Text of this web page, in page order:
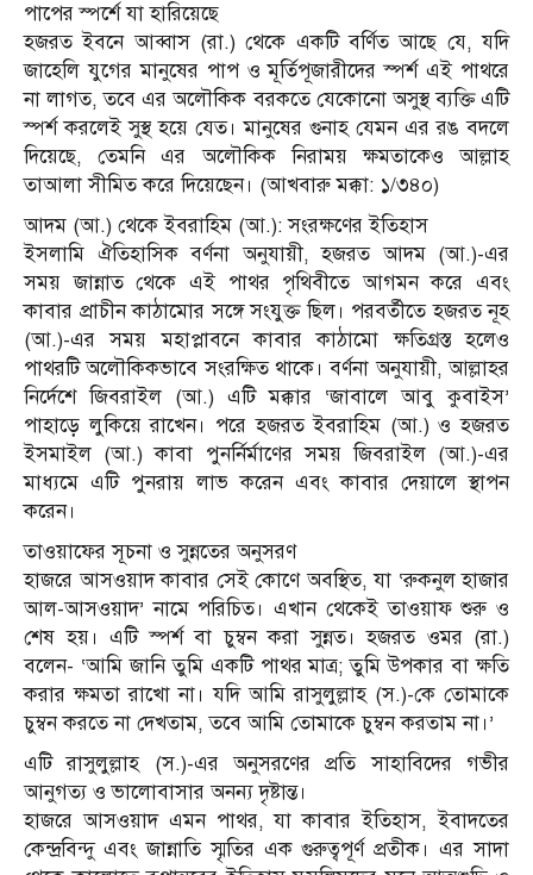
পাপের স্পর্শে যা হারিয়েছে
হজরত ইবনে আব্বাস (রা.) থেকে একটি বর্ণিত আছে যে, যদি
জাহেলি যুগের মানুষের পাপ ও মূর্তিপূজারীদের স্পর্শ এই পাথরে
না লাগত, তবে এর অলৌকিক বরকতে যেকোনো অসুস্থ ব্যক্তি এটি
স্পর্শ করলেই সুস্থ হয়ে যেত। মানুষের গুনাহ যেমন এর রঙ বদলে
দিয়েছে, তেমনি এর অলৌকিক নিরাময় ক্ষমতাকেও আল্লাহ
তাআলা সীমিত করে দিয়েছেন। (আখবারু মক্কা: ১/৩৪০)
আদম (আ.) থেকে ইবরাহিম (আ.): সংরক্ষণের ইতিহাস
ইসলামি ঐতিহাসিক বর্ণনা অনুযায়ী, হজরত আদম (আ.)-এর
সময় জান্নাত থেকে এই পাথর পৃথিবীতে আগমন করে এবং
কাবার প্রাচীন কাঠামোর সঙ্গে সংযুক্ত ছিল। পরবর্তীতে হজরত নূহ
(আ.)-এর সময় মহাপ্লাবনে কাবার কাঠামো ক্ষতিগ্রস্ত হলেও
পাথরটি অলৌকিকভাবে সংরক্ষিত থাকে। বর্ণনা অনুযায়ী, আল্লাহর
নির্দেশে জিবরাইল (আ.) এটি মক্কার ‘জাবালে আবু কুবাইস’
পাহাড়ে লুকিয়ে রাখেন। পরে হজরত ইবরাহিম (আ.) ও হজরত
ইসমাইল (আ.) কাবা পুনর্নির্মাণের সময় জিবরাইল (আ.)-এর
মাধ্যমে এটি পুনরায় লাভ করেন এবং কাবার দেয়ালে স্থাপন
করেন।
তাওয়াফের সূচনা ও সুন্নতের অনুসরণ
হাজরে আসওয়াদ কাবার সেই কোণে অবস্থিত, যা ‘রুকনুল হাজার
আল-আসওয়াদ’ নামে পরিচিত। এখান থেকেই তাওয়াফ শুরু ও
শেষ হয়। এটি স্পর্শ বা চুম্বন করা সুন্নত। হজরত ওমর (রা.)
বলেন- ‘আমি জানি তুমি একটি পাথর মাত্র; তুমি উপকার বা ক্ষতি
করার ক্ষমতা রাখো না। যদি আমি রাসুলুল্লাহ (স.)-কে তোমাকে
চুম্বন করতে না দেখতাম, তবে আমি তোমাকে চুম্বন করতাম না।’
এটি রাসুলুল্লাহ (স.)-এর অনুসরণের প্রতি সাহাবিদের গভীর
আনুগত্য ও ভালোবাসার অনন্য দৃষ্টান্ত।
হাজরে আসওয়াদ এমন পাথর, যা কাবার ইতিহাস, ইবাদতের
কেন্দ্রবিন্দু এবং জান্নাতি স্মৃতির এক গুরুত্বপূর্ণ প্রতীক। এর সাদা